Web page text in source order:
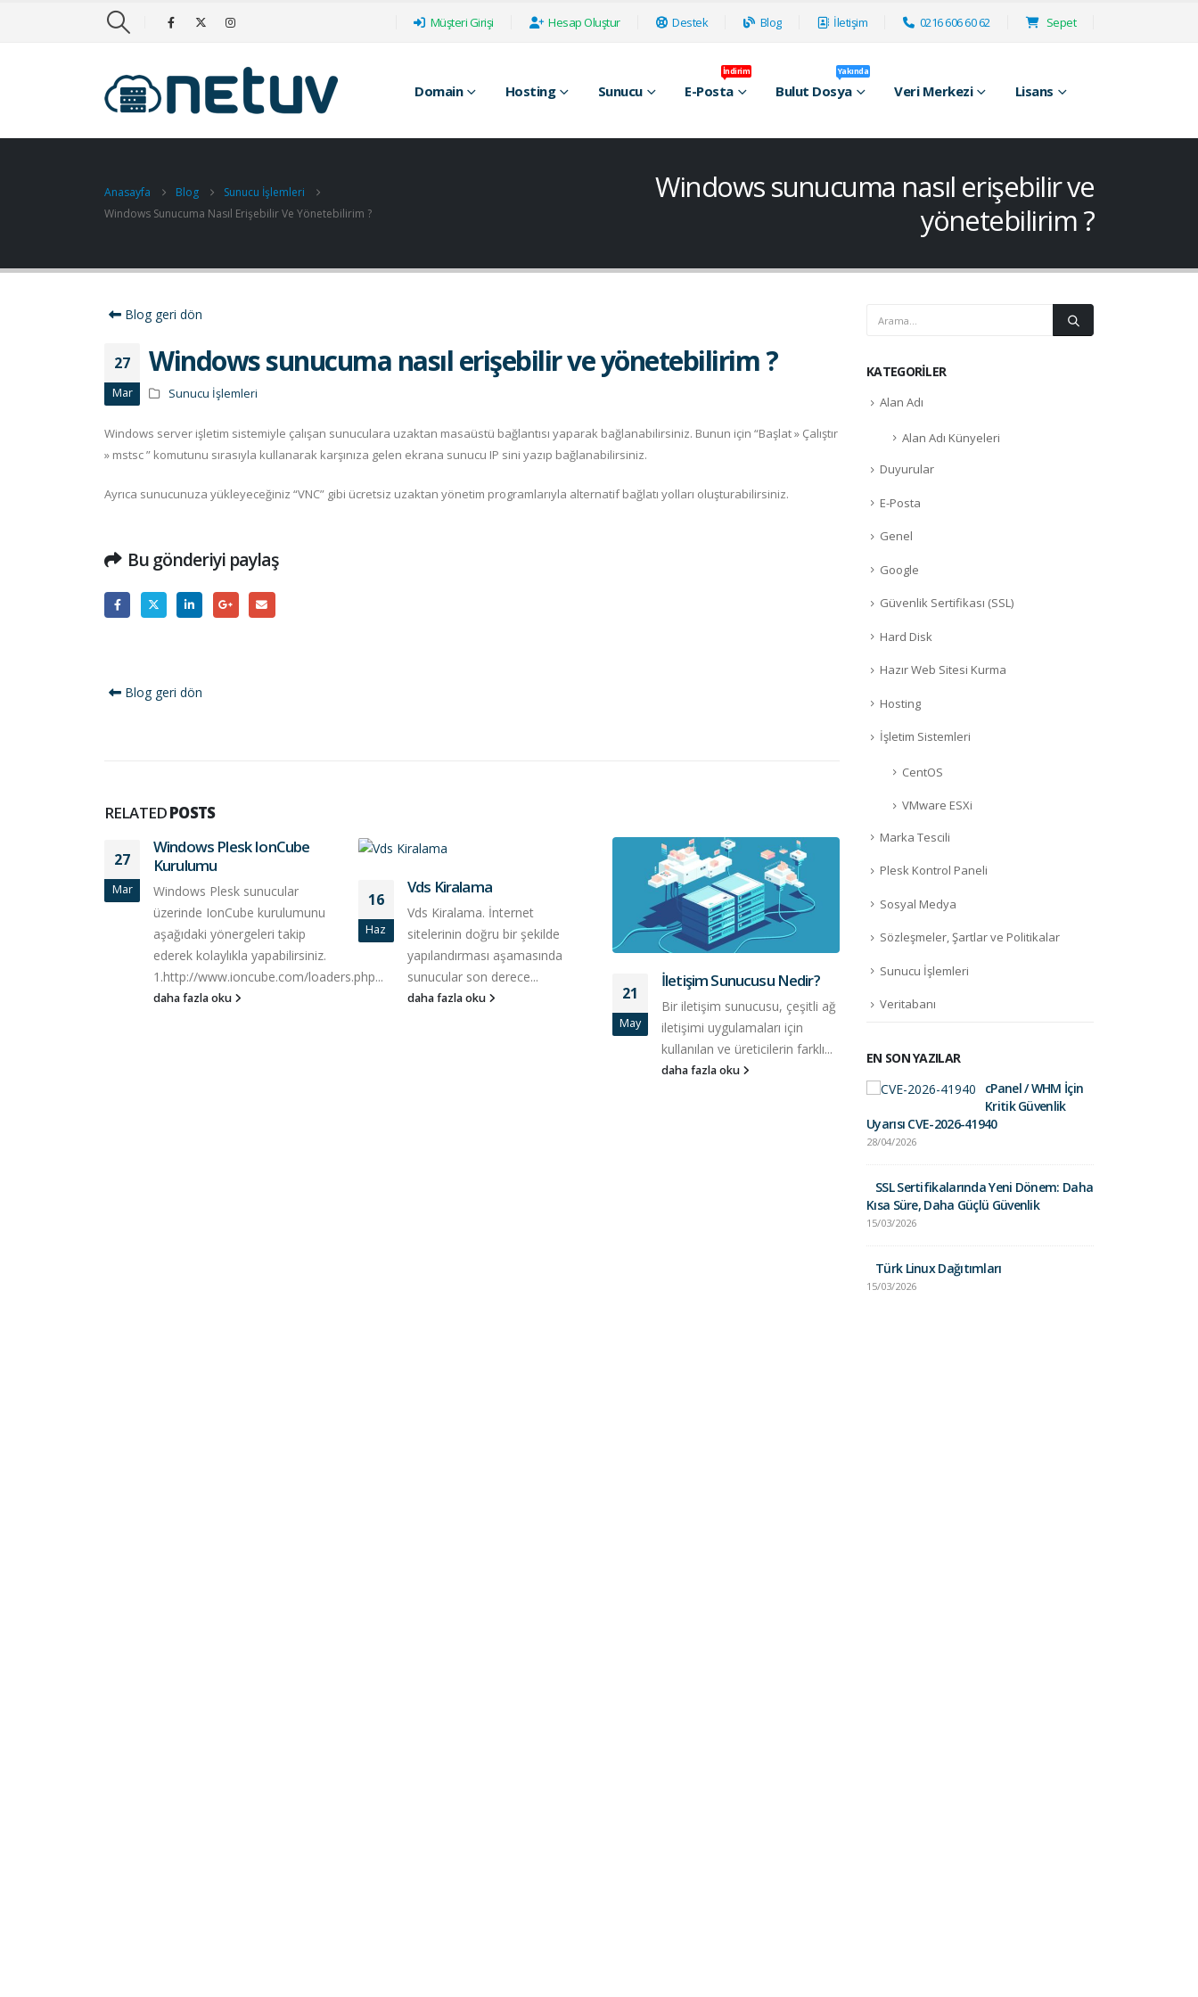
Müşteri Girişi Hesap Oluştur Destek Blog İletişim 0216 606 60 62 Sepet
Domain Hosting Sunucu E-Posta
İndirim
Bulut Dosya
Yakında
Veri Merkezi Lisans
Anasayfa Blog
Sunucu İşlemleri
Windows Sunucuma Nasıl Erişebilir Ve Yönetebilirim ?
Windows sunucuma nasıl erişebilir ve
yönetebilirim ?
Blog geri dön
27
Mar
Windows sunucuma nasıl erişebilir ve yönetebilirim ?
Sunucu İşlemleri
Windows server işletim sistemiyle çalışan sunuculara uzaktan masaüstü bağlantısı yaparak bağlanabilirsiniz. Bunun için “Başlat » Çalıştır
» mstsc ” komutunu sırasıyla kullanarak karşınıza gelen ekrana sunucu IP sini yazıp bağlanabilirsiniz.
Ayrıca sunucunuza yükleyeceğiniz “VNC” gibi ücretsiz uzaktan yönetim programlarıyla alternatif bağlatı yolları oluşturabilirsiniz.
Bu gönderiyi paylaş
Blog geri dön
RELATEDPOSTS
27
Mar
Windows Plesk IonCube
Kurulumu
Windows Plesk sunucular
üzerinde IonCube kurulumunu
aşağıdaki yönergeleri takip
ederek kolaylıkla yapabilirsiniz.
1.http://www.ioncube.com/loaders.php...
daha fazla oku
16
Haz
Vds Kiralama
Vds Kiralama. İnternet
sitelerinin doğru bir şekilde
yapılandırması aşamasında
sunucular son derece...
daha fazla oku 21
May
İletişim Sunucusu Nedir?
Bir iletişim sunucusu, çeşitli ağ
iletişimi uygulamaları için
kullanılan ve üreticilerin farklı...
daha fazla oku
May
LiteSpeed Nedir?
LiteSpeed’in Avantajları
Nelerdir?
Nedir? Litespeed ürünü,
LiteSpeed ​​Technologies
daha fazla oku
KATEGORILER
Alan Adı
Alan Adı Künyeleri
Duyurular
E-Posta
Genel
Google
Güvenlik Sertifikası (SSL)
Hard Disk
Hazır Web Sitesi Kurma
Hosting
İşletim Sistemleri
CentOS
VMware ESXi
Marka Tescili
Plesk Kontrol Paneli
Sosyal Medya
Sözleşmeler, Şartlar ve Politikalar
Sunucu İşlemleri
Veritabanı
EN SON YAZILAR
cPanel / WHM İçin
Kritik Güvenlik
Uyarısı CVE-2026-41940
28/04/2026
SSL Sertifikalarında Yeni Dönem: Daha
Kısa Süre, Daha Güçlü Güvenlik
15/03/2026
Türk Linux Dağıtımları
15/03/2026